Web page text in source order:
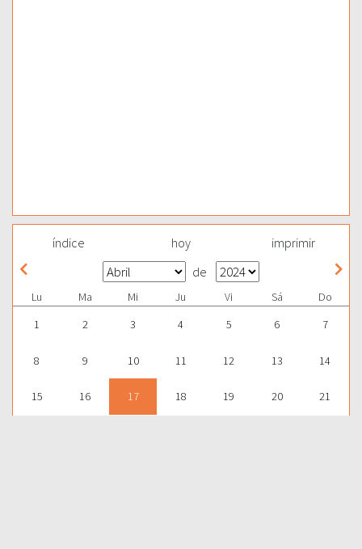
índice hoy imprimir
de
Lu Ma Mi Ju Vi Sá
Do
1
2 3 4 5 6 7
8 9 10 11 12 13 14
15 16 17 18 19 20 21